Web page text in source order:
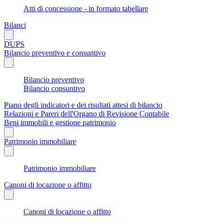
Atti di concessione - in formato tabellare
Bilanci
DUPS
Bilancio preventivo e consuntivo
Bilancio preventivo
Bilancio consuntivo
Piano degli indicatori e dei risultati attesi di bilancio
Relazioni e Pareri dell'Organo di Revisione Contabile
Beni immobili e gestione patrimonio
Patrimonio immobiliare
Patrimonio immobiliare
Canoni di locazione o affitto
Canoni di locazione o affitto